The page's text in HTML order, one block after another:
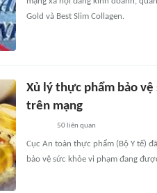
Gold và Best Slim Collagen.
Xủ lý thực phẩm bảo
trên mạng
50 liên quan
Cục An toàn thực phẩm (Bộ Y tế)
bảo vệ sức khỏe vi phạm đang